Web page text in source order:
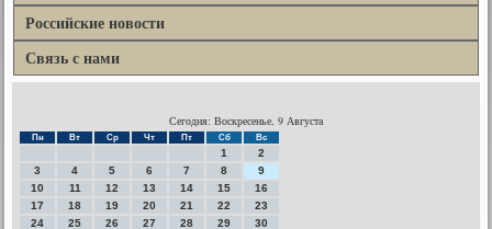
Российские новости
Связь с нами
Сегодня: Воскресенье, 9 Августа
Пн Вт Ср Чт Пт Сб Вс
1
2
3
4 5 6 7 8
9
10
11 12 13 14 15
16
17
18 19 20 21 22
23
24
25 26 27 28 29
30